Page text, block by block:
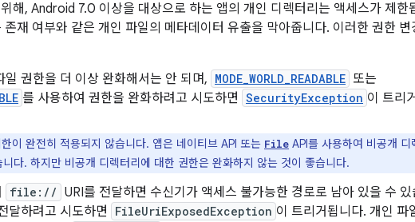
해, Android 7.0 이상을 대상으로 하는 앱의 개인 디렉터리는 액세스가 제한
재 여부와 같은 개인 파일의 메타데이터 유출을 막아줍니다. 이러한 권한 변
일 권한을 더 이상 완화해서는 안 되며, MODE_WORLD_READABLE 또는
를 사용하여 권한을 완화하려고 시도하면 SecurityException 이 트리
이 완전히 적용되지 않습니다. 앱은 네이티브 API 또는 File API를 사용하여 비공개 디
다. 하지만 비공개 디렉터리에 대한 권한은 완화하지 않는 것이 좋습니다.
file:// URI를 전달하면 수신기가 액세스 불가능한 경로로 남아 있을 수 있
달하려고 시도하면 FileUriExposedException 이 트리거됩니다. 개인 파